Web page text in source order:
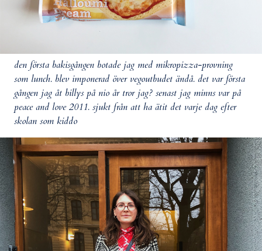
den första bakisgången botade jag med mikropizza-provning
som lunch. blev imponerad över vegoutbudet ändå. det var första
gången jag åt billys på nio år tror jag? senast jag minns var på
peace and love 2011. sjukt från att ha ätit det varje dag efter
skolan som kiddo